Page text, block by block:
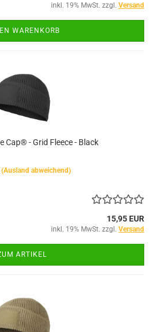
inkl. 19% MwSt. zzgl. Versand
WARENKORB
Cap® - Grid Fleece - Black
(Ausland abweichend)
15,95 EUR
inkl. 19% MwSt. zzgl. Versand
ARTIKEL